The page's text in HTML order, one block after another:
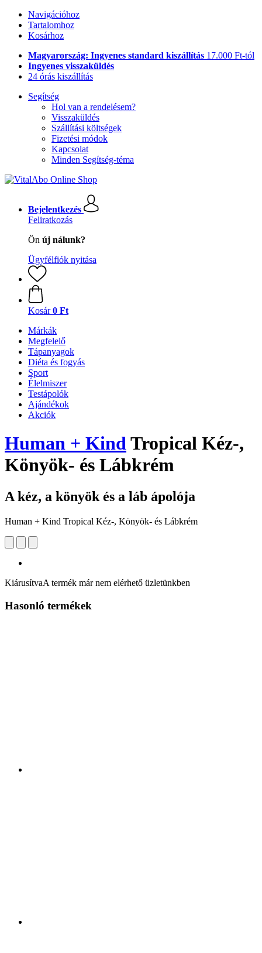
Navigációhoz
Tartalomhoz
Kosárhoz
Magyarország: Ingyenes standard kiszállítás 17.000 Ft-tól
Ingyenes visszaküldés
24 órás kiszállítás
Segítség
Hol van a rendelésem?
Visszaküldés
Szállítási költségek
Fizetési módok
Kapcsolat
Minden Segítség-téma
Bejelentkezés
Feliratkozás
Ön új nálunk?
Ügyfélfiók nyitása
Kosár 0 Ft
Márkák
Megfelelő
Tápanyagok
Diéta és fogyás
Sport
Élelmiszer
Testápolók
Ajándékok
Akciók
Human + KindTropical Kéz-,
Könyök- és Lábkrém
A kéz, a könyök és a láb ápolója
Human + Kind Tropical Kéz-, Könyök- és Lábkrém
KiárusítvaA termék már nem elérhető üzletünkben
Hasonló termékek